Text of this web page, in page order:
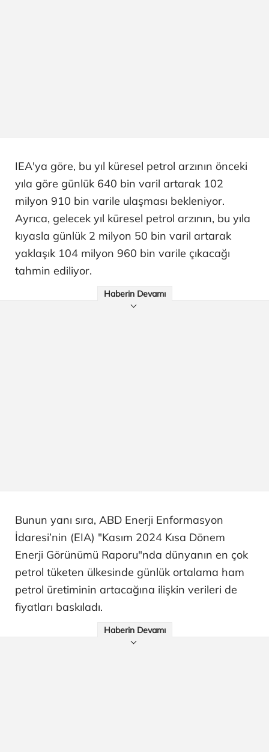
IEA'ya göre, bu yıl küresel petrol arzının önceki
yıla göre günlük 640 bin varil artarak 102
milyon 910 bin varile ulaşması bekleniyor.
Ayrıca, gelecek yıl küresel petrol arzının, bu yıla
kıyasla günlük 2 milyon 50 bin varil artarak
yaklaşık 104 milyon 960 bin varile çıkacağı
tahmin ediliyor.
Haberin Devamı
Bunun yanı sıra, ABD Enerji Enformasyon
İdaresi’nin (EIA) "Kasım 2024 Kısa Dönem
Enerji Görünümü Raporu"nda dünyanın en çok
petrol tüketen ülkesinde günlük ortalama ham
petrol üretiminin artacağına ilişkin verileri de
fiyatları baskıladı.
Haberin Devamı